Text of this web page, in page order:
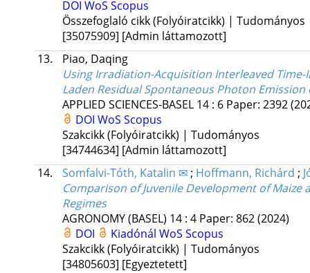
DOI WoS Scopus
Összefoglaló cikk (Folyóiratcikk) | Tudományos
[35075909] [Admin láttamozott]
13.
Piao, Daqing
Using Irradiation-Acquisition Interleaved
Laden Residual Spontaneous Photon Emission
APPLIED SCIENCES-BASEL 14: 6 Paper: 2392
DOI WoS Scopus
Szakcikk (Folyóiratcikk) | Tudományos
[34744634] [Admin láttamozott]
14.
Somfalvi-Tóth, Katalin ✉; Hoffmann, Richárd ;
Comparison of Juvenile Development of
Regimes
AGRONOMY (BASEL) 14: 4 Paper: 862(2024)
DOI
Kiadónál WoS Scopus
Szakcikk (Folyóiratcikk) | Tudományos
[34805603] [Egyeztetett]